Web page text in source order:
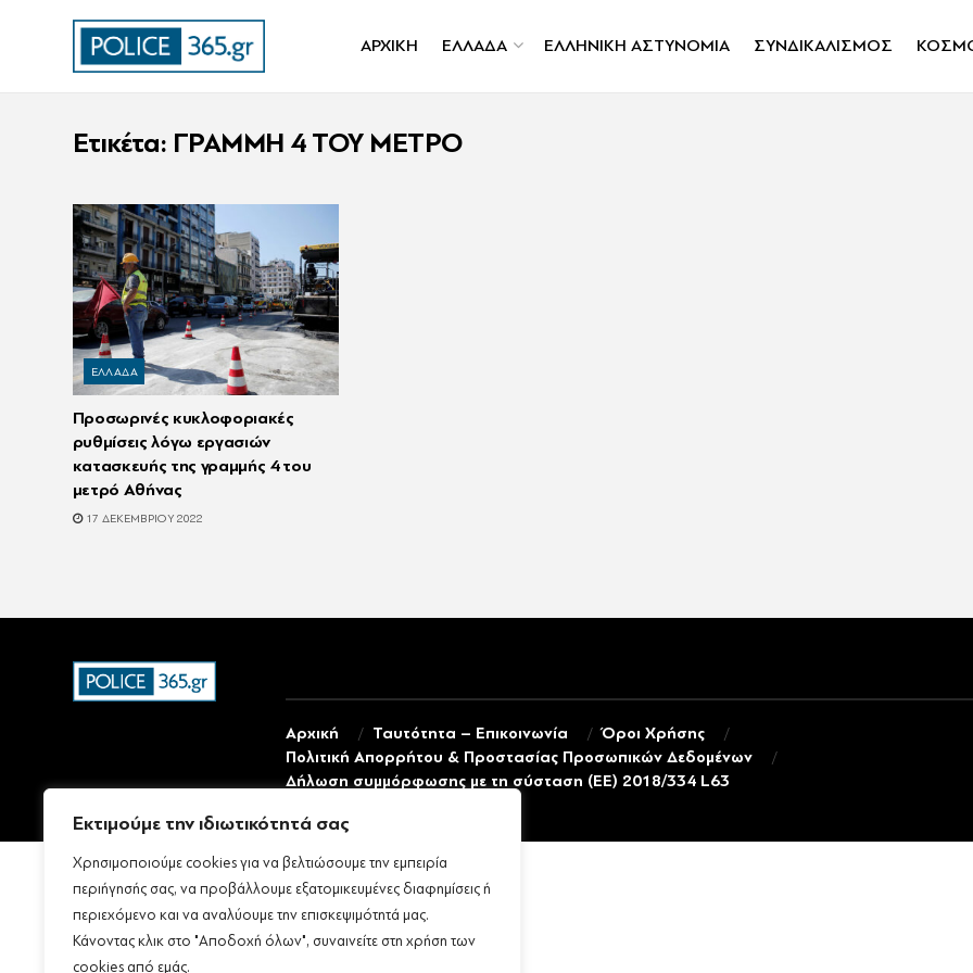
Εκτιμούμε την ιδιωτικότητά σας
Χρησιμοποιούμε cookies για να βελτιώσουμε την εμπειρία
περιήγησής σας, να προβάλλουμε εξατομικευμένες διαφημίσεις ή
περιεχόμενο και να αναλύουμε την επισκεψιμότητά μας.
Κάνοντας κλικ στο "Αποδοχή όλων", συναινείτε στη χρήση των
cookies από εμάς.
ΑΡΧΙΚΗ ΕΛΛΑΔΑ ΕΛΛΗΝΙΚΗ ΑΣΤΥΝΟΜΙΑ ΣΥΝΔΙΚΑΛΙΣΜΟΣ
Ετικέτα: ΓΡΑΜΜΗ 4 ΤΟΥ ΜΕΤΡΟ
ΕΛΛΑΔΑ
Προσωρινές κυκλοφοριακές
ρυθμίσεις λόγω εργασιών
κατασκευής της γραμμής 4 του
μετρό Αθήνας
17 ΔΕΚΕΜΒΡΊΟΥ 2022
Αρχική Ταυτότητα – Επικοινωνία
Όροι Χρήσης
Πολιτική Απορρήτου & Προστασίας Προσωπικών Δεδομένων
Δήλωση συμμόρφωσης με τη σύσταση (ΕΕ) 2018/334 L63